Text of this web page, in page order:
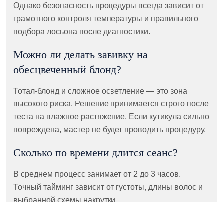
Однако безопасность процедуры всегда зависит от
грамотного контроля температуры и правильного
подбора лосьона после диагностики.
Можно ли делать завивку на
обесцвеченный блонд?
Тотал-блонд и сложное осветление — это зона
высокого риска. Решение принимается строго после
теста на влажное растяжение. Если кутикула сильно
повреждена, мастер не будет проводить процедуру.
Сколько по времени длится сеанс?
В среднем процесс занимает от 2 до 3 часов.
Точный тайминг зависит от густоты, длины волос и
выбранной схемы накрутки.